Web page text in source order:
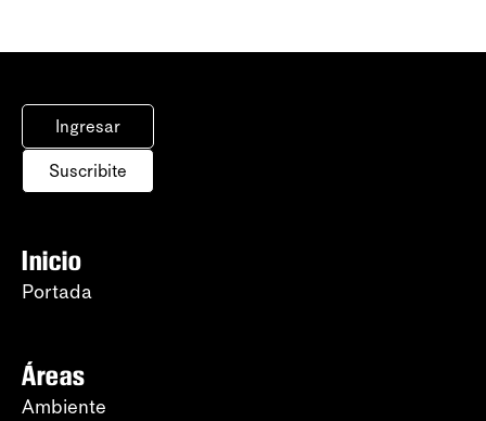
Ingresar
Suscribite
Inicio
Portada
Áreas
Ambiente